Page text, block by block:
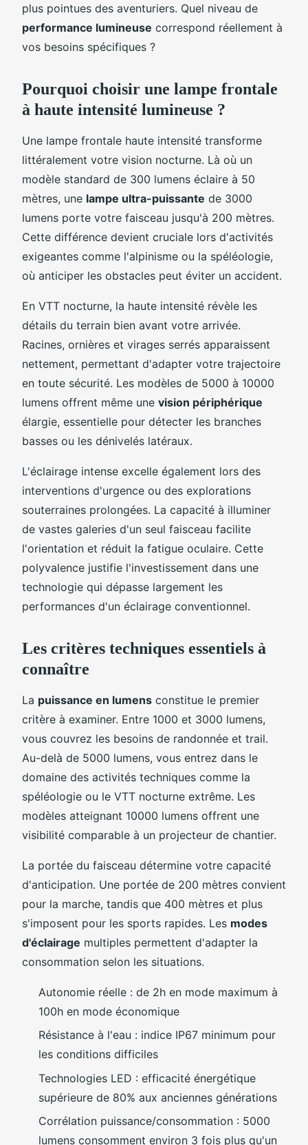
plus pointues des aventuriers. Quel niveau de
performance lumineuse correspond réellement à
vos besoins spécifiques ?
Pourquoi choisir une lampe frontale
à haute intensité lumineuse ?
Une lampe frontale haute intensité transforme
littéralement votre vision nocturne. Là où un
modèle standard de 300 lumens éclaire à 50
mètres, une lampe ultra-puissante de 3000
lumens porte votre faisceau jusqu'à 200 mètres.
Cette différence devient cruciale lors d'activités
exigeantes comme l'alpinisme ou la spéléologie,
où anticiper les obstacles peut éviter un accident.
En VTT nocturne, la haute intensité révèle les
détails du terrain bien avant votre arrivée.
Racines, ornières et virages serrés apparaissent
nettement, permettant d'adapter votre trajectoire
en toute sécurité. Les modèles de 5000 à 10000
lumens offrent même une vision périphérique
élargie, essentielle pour détecter les branches
basses ou les dénivelés latéraux.
L'éclairage intense excelle également lors des
interventions d'urgence ou des explorations
souterraines prolongées. La capacité à illuminer
de vastes galeries d'un seul faisceau facilite
l'orientation et réduit la fatigue oculaire. Cette
polyvalence justifie l'investissement dans une
technologie qui dépasse largement les
performances d'un éclairage conventionnel.
Les critères techniques essentiels à
connaître
La puissance en lumens constitue le premier
critère à examiner. Entre 1000 et 3000 lumens,
vous couvrez les besoins de randonnée et trail.
Au-delà de 5000 lumens, vous entrez dans le
domaine des activités techniques comme la
spéléologie ou le VTT nocturne extrême. Les
modèles atteignant 10000 lumens offrent une
visibilité comparable à un projecteur de chantier.
La portée du faisceau détermine votre capacité
d'anticipation. Une portée de 200 mètres convient
pour la marche, tandis que 400 mètres et plus
s'imposent pour les sports rapides. Les modes
d'éclairage multiples permettent d'adapter la
consommation selon les situations.
Autonomie réelle : de 2h en mode maximum à
100h en mode économique
Résistance à l'eau : indice IP67 minimum pour
les conditions difficiles
Technologies LED : efficacité énergétique
supérieure de 80% aux anciennes générations
Corrélation puissance/consommation : 5000
lumens consomment environ 3 fois plus qu'un